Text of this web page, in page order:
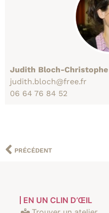
Judith Bloch-Christophe
judith.bloch@free.fr
06 64 76 84 52
PRÉCÉDENT
EN UN CLIN D’ŒIL